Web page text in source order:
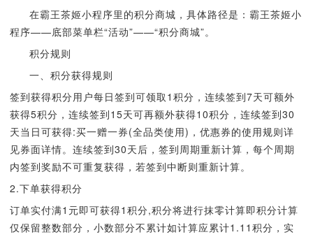
在霸王茶姬小程序里的积分商城，具体路径是：霸王茶姬小
程序——底部菜单栏“活动”——“积分商城”。
积分规则
一、积分获得规则
签到获得积分用户每日签到可领取1积分，连续签到7天可额外
获得5积分，连续签到15天可再额外获得10积分，连续签到30
天当日可获得:买一赠一券(全品类使用)，优惠券的使用规则详
见券面详情。连续签到30天后，签到周期重新计算，每个周期
内签到奖励不可重复获得，若签到中断则重新计算。
2.下单获得积分
订单实付满1元即可获得1积分,积分将进行抹零计算即积分计算
仅保留整数部分，小数部分不累计如计算应累计1.11积分，实